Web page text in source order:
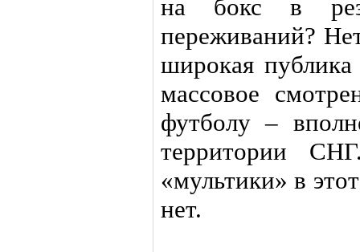
на бокс в
переживаний?
широкая
массовое
футболу –
территории
«мультики» в
нет.